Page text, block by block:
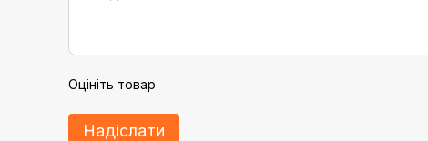
Оцініть товар
Надіслати